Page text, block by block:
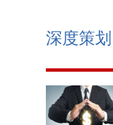
深度策划